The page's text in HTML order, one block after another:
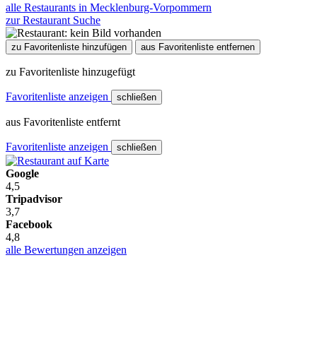
alle Restaurants in Mecklenburg-Vorpommern
zur Restaurant Suche
zu Favoritenliste hinzufügen aus Favoritenliste entfernen
zu Favoritenliste hinzugefügt
Favoritenliste anzeigen schließen
aus Favoritenliste entfernt
Favoritenliste anzeigen schließen
Google
4,5
Tripadvisor
3,7
Facebook
4,8
alle Bewertungen anzeigen